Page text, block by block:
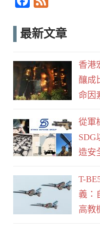
c
o
k
e
最新文章
香港
釀成
命因
從軍
SDG
造安
T-
義：
高教